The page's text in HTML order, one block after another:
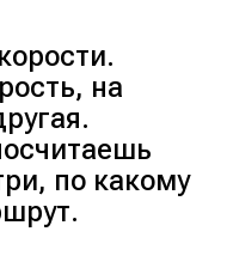
на
по какому